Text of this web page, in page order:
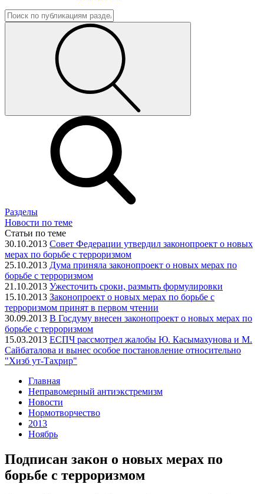
Разделы
Новости по теме
Статьи по теме
30.10.2013 Совет Федерации утвердил законопроект о новых
мерах по борьбе с терроризмом
25.10.2013 Дума приняла законопроект о новых мерах по
борьбе с терроризмом
21.10.2013 Ужесточить сроки, размыть формулировки
15.10.2013 Законопроект о новых мерах по борьбе с
терроризмом принят в первом чтении
30.09.2013 В Госдуму внесен законопроект о новых мерах по
борьбе с терроризмом
15.03.2013 ЕСПЧ рассмотрел жалобы Ю. Касымахунова и М.
Сайбаталова и вынес особое постановление относительно
"Хизб ут-Тахрир"
Главная
Неправомерный антиэкстремизм
Новости
Нормотворчество
2013
Ноябрь
Подписан закон о новых мерах по
борьбе с терроризмом